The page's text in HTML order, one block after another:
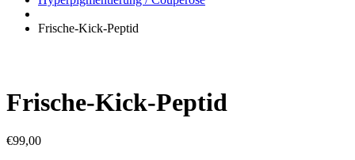
Frische-Kick-Peptid
Frische-Kick-Peptid
€99,00